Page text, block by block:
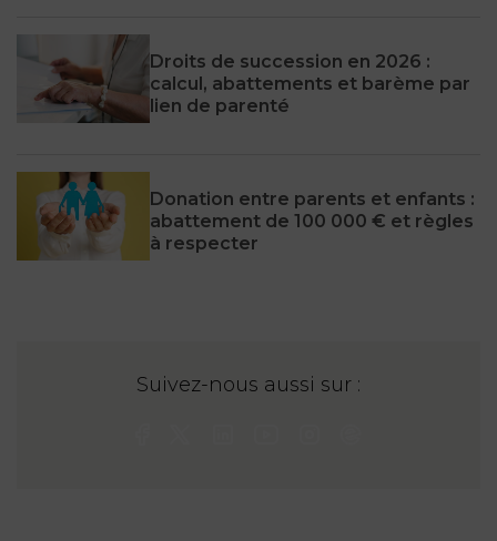
Droits de succession en 2026 :
calcul, abattements et barème par
lien de parenté
Donation entre parents et enfants :
abattement de 100 000 € et règles
à respecter
Suivez-nous aussi sur :